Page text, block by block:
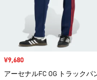
セール価格
¥9,680
アーセナルFC OG トラックパ